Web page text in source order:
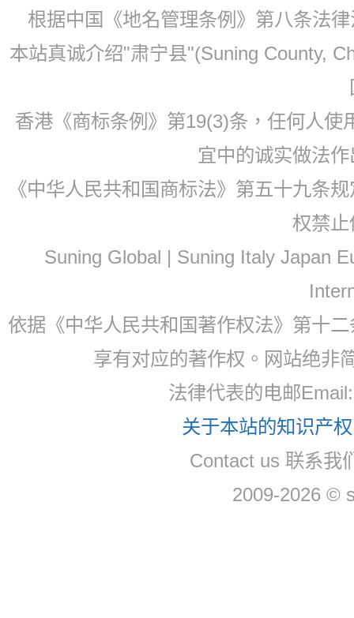
根据中国《地名管理条例》第八条法
本站真诚介绍"肃宁县"(Suning County,
香港《商标条例》第19(3)条，任何人
宜中的诚实做法
《中华人民共和国商标法》第五十九条
权禁
Suning Global | Suning Italy Japan
依据《中华人民共和国著作权法》第十
享有对应的著作权。网站绝非
法律代表的电邮
关于本站的知识产
Contact us 联系我
2009-2026 ©